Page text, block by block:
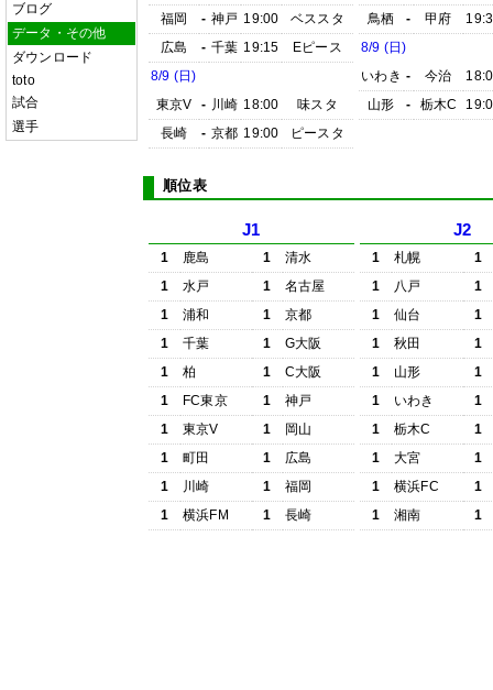
ブログ
データ・その他
ダウンロード
toto
試合
選手
福岡
- 神戸 19:00
ベススタ
広島
- 千葉 19:15
Eピース
8/9 (日)
東京V
- 川崎 18:00
味スタ
長崎
- 京都 19:00 ピースタ
鳥栖
- 甲府
8/9 (日)
いわき - 今治
山形
- 栃木C
順位表
J1
1 鹿島 1
清水
1
水戸 1
名古屋
1
浦和 1
京都
1
千葉 1
G大阪
1
柏 1
C大阪
1
FC東京 1
神戸
1
東京V 1
岡山
1
町田 1
広島
1
川崎 1
福岡
1
横浜FM 1 長崎
J2
1 札幌
1
1
八戸
1
1
仙台
1
1
秋田
1
1
山形
1
1
いわき
1
1
栃木C
1
1
大宮
1
1
横浜FC
1
1
湘南 1